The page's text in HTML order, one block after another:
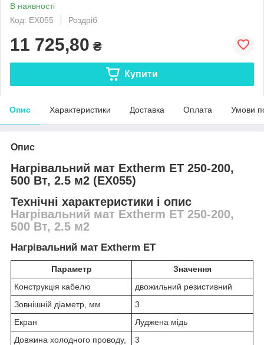
В наявності
Код: EX055
Роздріб
11 725,80 ₴
Купити
Опис Характеристики Доставка Оплата Умови
Опис
Нагрівальний мат Extherm ET 250-200,
500 Вт, 2.5 м2 (EX055)
Технічні характеристики і опис
Нагрівальний мат Extherm ET 250-200,
500 Вт, 2.5 м2
Нагрівальний мат Extherm ET
Параметр
Значення
Конструкція кабелю
двожильний резистивний
Зовнішній діаметр, мм
3
Екран
Луджена мідь
Довжина холодного проводу,
3